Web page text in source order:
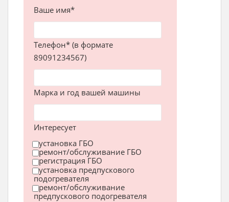
Ваше имя*
Телефон* (в формате
89091234567)
Марка и год вашей машины
Интересует
установка ГБО
ремонт/обслуживание ГБО
регистрация ГБО
установка предпускового
подогревателя
ремонт/обслуживание
предпускового подогревателя